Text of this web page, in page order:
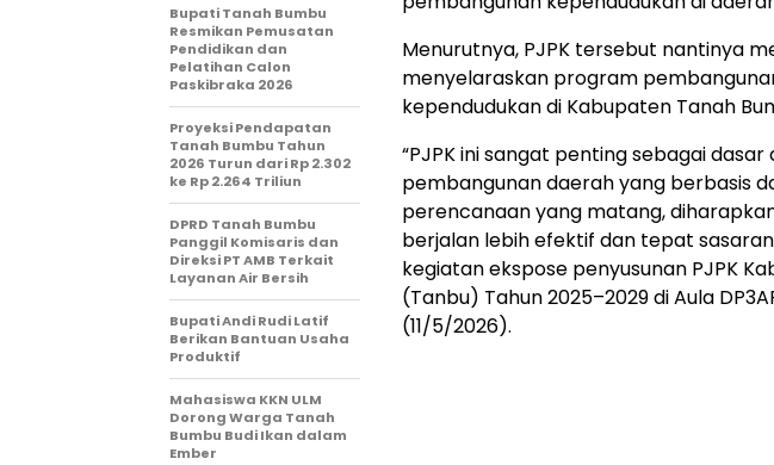
Menurutnya, PJPK tersebut nantinya
menyelaraskan program
kependudukan di Kabupaten Tanah
“PJPK ini sangat penting sebagai
pembangunan daerah yang berbasis
perencanaan yang matang,
berjalan lebih efektif dan tepat
kegiatan ekspose penyusunan PJPK
(Tanbu) Tahun 2025–2029 di Aula
(11/5/2026).
Bupati Tanah Bumbu
Resmikan Pemusatan
Pendidikan dan
Pelatihan Calon
Paskibraka 2026
Proyeksi Pendapatan
Tanah Bumbu Tahun
2026 Turun dari Rp 2.302
ke Rp 2.264 Triliun
DPRD Tanah Bumbu
Panggil Komisaris dan
Direksi PT AMB Terkait
Layanan Air Bersih
Bupati Andi Rudi Latif
Berikan Bantuan Usaha
Produktif
Mahasiswa KKN ULM
Dorong Warga Tanah
Bumbu Budi Ikan dalam
Ember